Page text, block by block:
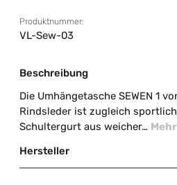
Produktnummer:
VL-Sew-03
Beschreibung
Die Umhängetasche SEWEN 1
Rindsleder ist zugleich
Schultergurt aus weicher… Mehr
Hersteller